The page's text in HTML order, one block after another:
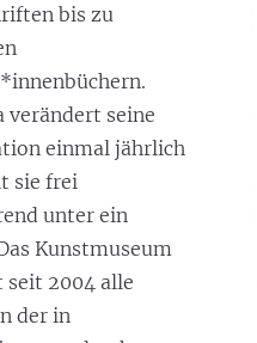
bis zu
verändert seine
einmal jährlich
sie frei
unter ein
Kunstmuseum
seit 2004 alle
der in